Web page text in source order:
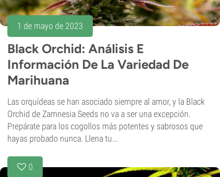
1 de mayo de 2023
Black Orchid: Análisis E
Información De La Variedad De
Marihuana
Las orquídeas se han asociado siempre al amor, y la Black
Orchid de Zamnesia Seeds no va a ser una excepción.
Prepárate para los cogollos más potentes y sabrosos que
hayas probado nunca. Llena tu...
0